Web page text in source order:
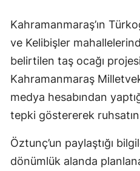
Kahramanmaraş’ın
ve Kelibişler
belirtilen taş ocağı
Kahramanmaraş
medya hesabından
tepki göstererek
Öztunç’un paylaştığı
dönümlük alanda